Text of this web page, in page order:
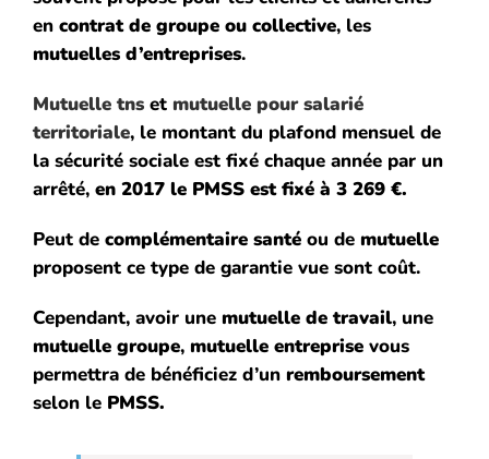
en contrat de groupe ou collective, les
mutuelles d’entreprises.
Mutuelletnset mutuelle pour salarié
territoriale, le montant du plafond mensuel de
la sécurité sociale est fixé chaque année par un
arrêté, en 2017 le PMSSest fixé à 3 269 €.
Peut de complémentaire santéou de mutuelle
proposent ce type de garantie vue sont coût.
Cependant, avoir une mutuelle de travail, une
mutuelle groupe, mutuelle entreprisevous
permettra de bénéficiez d’un remboursement
selon le PMSS.